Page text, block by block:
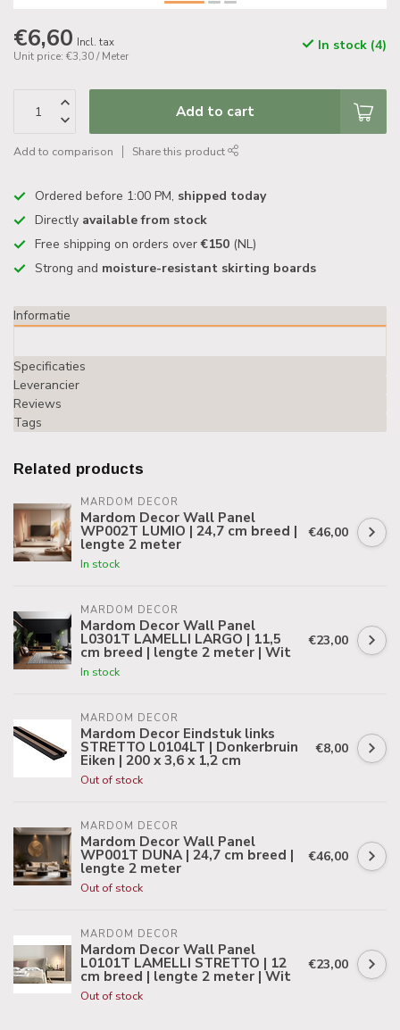
€6,60 Incl. tax
Unit price: €3,30 / Meter
In stock (4)
Add to cart
Add to comparison Share this product
Ordered before 1:00 PM, shipped today
Directly available from stock
Free shipping on orders over€150 (NL)
Strong and moisture-resistant skirting boards
Informatie
Specificaties
Leverancier
Reviews
Tags
Related products
MARDOM DECOR
Mardom Decor Wall Panel
WP002T LUMIO | 24,7 cm breed |
lengte 2 meter
In stock
€46,00
MARDOM DECOR
Mardom Decor Wall Panel
L0301T LAMELLI LARGO | 11,5
cm breed | lengte 2 meter | Wit
In stock
€23,00
MARDOM DECOR
Mardom Decor Eindstuk links
STRETTO L0104LT | Donkerbruin
Eiken | 200 x 3,6 x 1,2 cm
Out of stock
€8,00
MARDOM DECOR
Mardom Decor Wall Panel
WP001T DUNA | 24,7 cm breed |
lengte 2 meter
Out of stock
€46,00
MARDOM DECOR
Mardom Decor Wall Panel
L0101T LAMELLI STRETTO | 12
cm breed | lengte 2 meter | Wit
Out of stock
€23,00